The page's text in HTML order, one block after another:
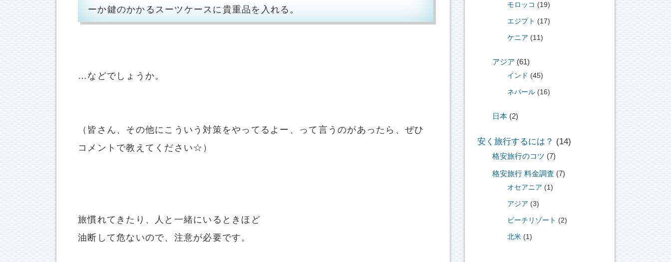
ーか鍵のかかるスーツケースに貴重品を入れる。
…などでしょうか。
（皆さん、その他にこういう対策をやってるよー、って言うのがあったら、ぜひ
コメントで教えてください☆）
旅慣れてきたり、人と一緒にいるときほど
油断して危ないので、注意が必要です。
モロッコ (19)
エジプト (17)
ケニア (11)
アジア (61)
インド (45)
ネパール (16)
日本 (2)
安く旅行するには？ (14)
格安旅行のコツ (7)
格安旅行 料金調査 (7)
オセアニア (1)
アジア (3)
ビーチリゾート (2)
北米 (1)